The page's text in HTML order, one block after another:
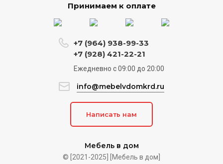
Принимаем к оплате
Мебель в дом
© [2021-2025] [Мебель в дом]
+7 (964) 938-99-33
+7 (928) 421-22-21
Ежедневно c 09:00 до 20:00
info@mebelvdomkrd.ru
Написать нам